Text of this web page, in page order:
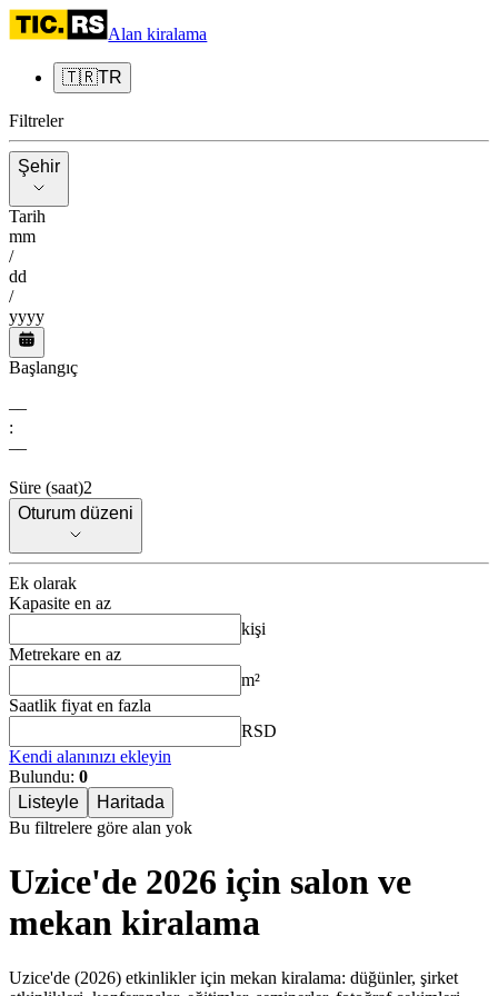
Alan kiralama
🇹🇷TR
Filtreler
Şehir
Şehir
Tarih
mm
/
dd
/
yyyy
Başlangıç
––
:
––
Süre (saat)2
Oturum düzeni
Oturum düzeni
Ek olarak
Kapasite en az
kişi
Metrekare en az
m²
Saatlik fiyat en fazla
RSD
Kendi alanınızı ekleyin
Bulundu: 0
Listeyle
Haritada
Bu filtrelere göre alan yok
Uzice'de 2026 için salon ve
mekan kiralama
Uzice'de (2026) etkinlikler için mekan kiralama: düğünler, şirket